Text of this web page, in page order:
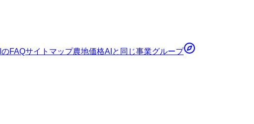
のFAQサイトマップ農地価格AI と同じ事業グループ